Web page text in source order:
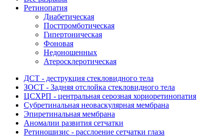
Ретинопатия
Диабетическая
Посттромботическая
Гипертоническая
Фоновая
Недоношенных
Атеросклеротическая
ДСТ - деструкция стекловидного тела
ЗОСТ - Задняя отслойка стекловидного тела
ЦСХРП - центральная серозная хориоретинопатия
Субретинальная неоваскулярная мембрана
Эпиретинальная мембрана
Аномалии развития сетчатки
Ретиношизис - расслоение сетчатки глаза